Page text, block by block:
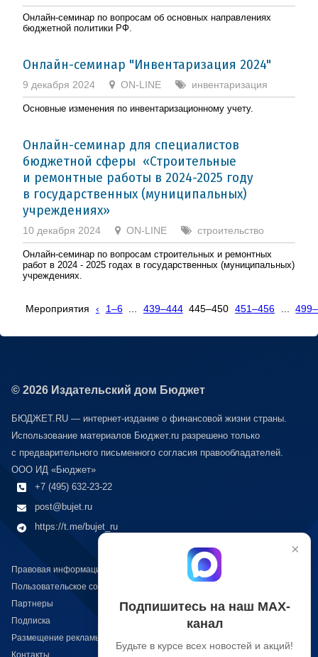
Онлайн-семинар по вопросам об основных направлениях
бюджетной политики РФ.
Онлайн-семинар "Инвентаризация 2024"
9 декабря 2024 ON-LINE инвентаризация
Основные изменения по инвентаризационному учету.
Онлайн-семинар для специалистов
бюджетной сферы «Строительные
и ремонтные работы в 2024-2025 году
в государственных (муниципальных)
учреждениях»
10 декабря 2024 ON-LINE строительство
Онлайн-семинар по вопросам строительных и ремонтных
работ в 2024 - 2025 годах в государственных (муниципальных)
учреждениях.
Мероприятия ‹ 1–6 439–444 445–450 451–456
© 2026 Издательский дом Бюджет
БЮДЖЕТ.RU — интернет-издание о финансовой жизни страны.
Использование материалов Бюджет.ru разрешено только
с предварительного письменного согласия правообладателей.
ООО ИД «Бюджет»
+7 (495) 632-23-22
post@bujet.ru
https://t.me/bujet_ru
Правовая информация
Пользовательское соглашение
Партнеры
Подписка
Размещение рекламы
Контакты
×
Подпишитесь на наш МАХ-
канал
Будьте в курсе всех новостей и акций!